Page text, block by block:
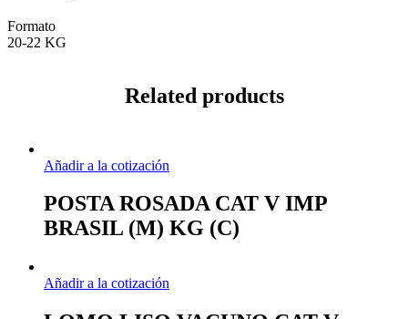
Formato
20-22 KG
Related products
Añadir a la cotización
POSTA ROSADA CAT V IMP
BRASIL (M) KG (C)
Añadir a la cotización